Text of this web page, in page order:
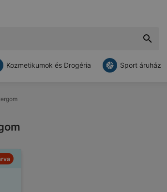
Kozmetikumok és Drogéria Sport áruház